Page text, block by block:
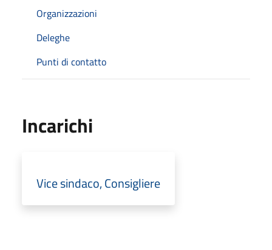
Organizzazioni
Deleghe
Punti di contatto
Incarichi
Vice sindaco, Consigliere